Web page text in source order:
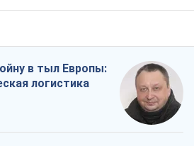
в тыл Европы:
логистика